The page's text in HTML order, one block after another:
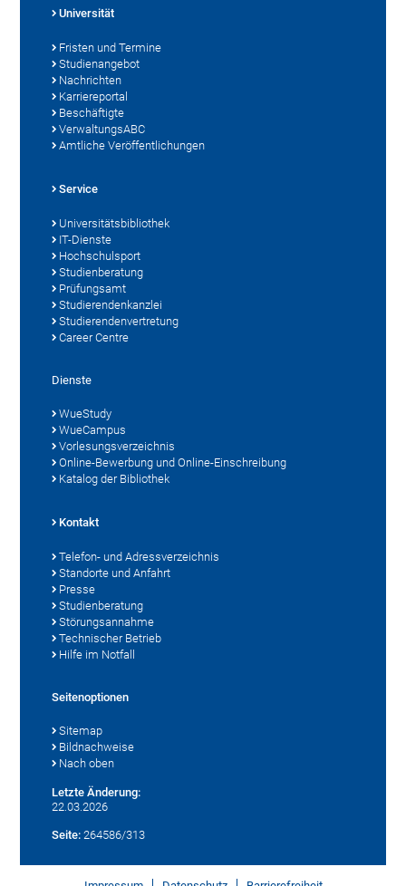
Universität
Fristen und Termine
Studienangebot
Nachrichten
Karriereportal
Beschäftigte
VerwaltungsABC
Amtliche Veröffentlichungen
Service
Universitätsbibliothek
IT-Dienste
Hochschulsport
Studienberatung
Prüfungsamt
Studierendenkanzlei
Studierendenvertretung
Career Centre
Dienste
WueStudy
WueCampus
Vorlesungsverzeichnis
Online-Bewerbung und Online-Einschreibung
Katalog der Bibliothek
Kontakt
Telefon- und Adressverzeichnis
Standorte und Anfahrt
Presse
Studienberatung
Störungsannahme
Technischer Betrieb
Hilfe im Notfall
Seitenoptionen
Sitemap
Bildnachweise
Nach oben
Letzte Änderung:
22.03.2026
Seite: 264586/313